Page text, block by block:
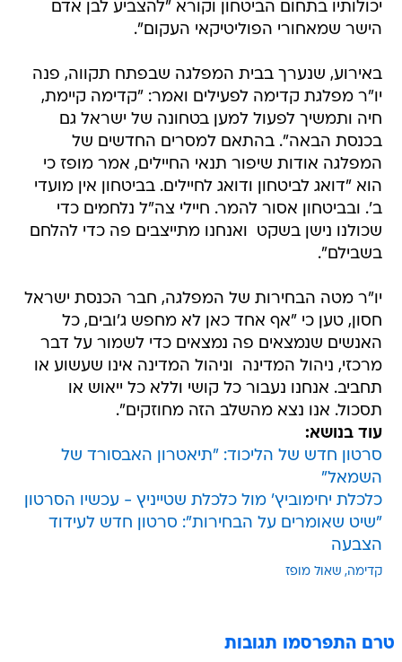
באירוע, שנערך בבית המפלגה שבפתח תקווה, פנה
חיה ותמשיך לפעול למען בטחונה של ישראל גם
בכנסת הבאה". בהתאם למסרים החדשים של
המפלגה אודות שיפור תנאי החיילים, אמר מופז כי
הוא "דואג לביטחון ודואג לחיילים. בביטחון אין מועדי
ב'. ובביטחון אסור להמר. חיילי צה"ל נלחמים כדי
שכולנו נישן בשקט  ואנחנו מתייצבים פה כדי להלחם
בשבילם".
יו"ר מטה הבחירות של המפלגה, חבר הכנסת ישראל
האנשים שנמצאים פה נמצאים כדי לשמור על דבר
מרכזי, ניהול המדינה  וניהול המדינה אינו שעשוע או
תחביב. אנחנו נעבור כל קושי וללא כל ייאוש או
תסכול. אנו נצא מהשלב הזה מחוזקים".
עוד בנושא:
סרטון חדש של הליכוד: "תיאטרון האבסורד של
השמאל"
כלכלת יחימוביץ' מול כלכלת שטייניץ - עכשיו הסרטון
"שיט שאומרים על הבחירות": סרטון חדש לעידוד
הצבעה
קדימה שאול מופז